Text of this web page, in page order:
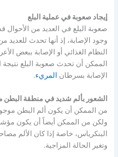
إيجاد صعوبة في عملية البلع
صعوبة البلع في العديد من
وجود الإصابة، إذ أنها تحدث للعديد
النظام الغذائي أو الإصابة ببعض
الممكن أن تحدث صعوبة البلع نتيجة
الإصابة بسرطان المريء.
الشعور بألم شديد في منطقة البطن
من الممكن أن يكون ألم البطن
ولكن من الممكن أيضاً أن يكون
البنكرياس، خاصة إذا كان الألم
وتغير الحالة المزاجية.